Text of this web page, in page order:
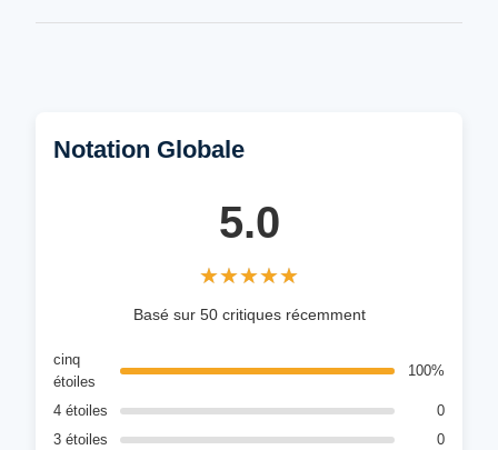
Notation Globale
5.0
★★★★★
★★★★★
Basé sur 50 critiques récemment
cinq
étoiles
100%
4 étoiles
0
3 étoiles
0